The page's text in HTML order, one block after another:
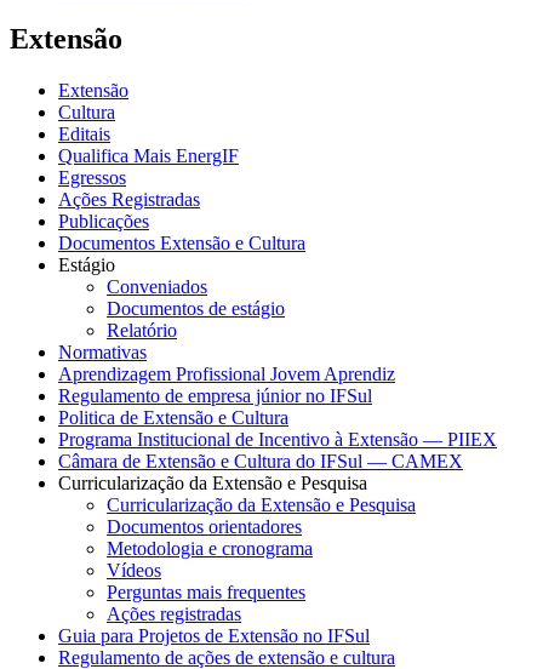
Extensão
Extensão
Cultura
Editais
Qualifica Mais EnergIF
Egressos
Ações Registradas
Publicações
Documentos Extensão e Cultura
Estágio
Conveniados
Documentos de estágio
Relatório
Normativas
Aprendizagem Profissional Jovem Aprendiz
Regulamento de empresa júnior no IFSul
Politica de Extensão e Cultura
Programa Institucional de Incentivo à Extensão — PIIEX
Câmara de Extensão e Cultura do IFSul — CAMEX
Curricularização da Extensão e Pesquisa
Curricularização da Extensão e Pesquisa
Documentos orientadores
Metodologia e cronograma
Vídeos
Perguntas mais frequentes
Ações registradas
Guia para Projetos de Extensão no IFSul
Regulamento de ações de extensão e cultura